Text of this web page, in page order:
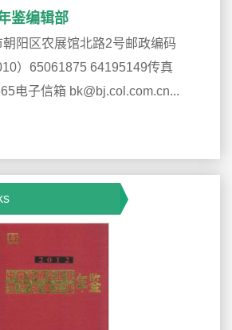
鉴编辑部
阳区农展馆北路2号邮政编码
）65061875 64195149传真
电子信箱 bk@bj.col.com.cn...